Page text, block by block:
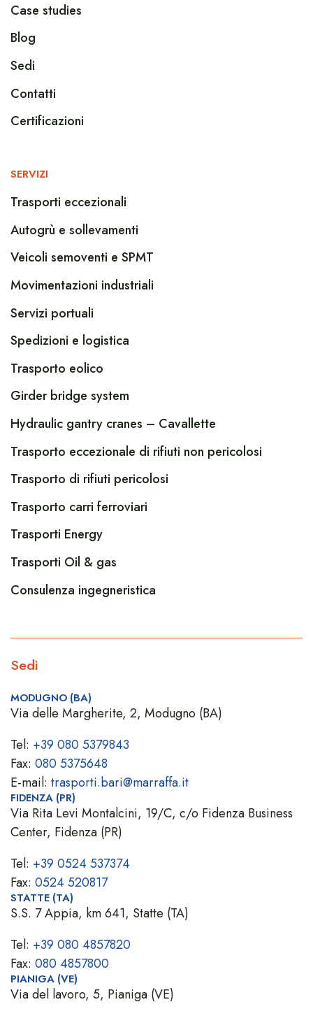
Case studies
Blog
Sedi
Contatti
Certificazioni
SERVIZI
Trasporti eccezionali
Autogrù e sollevamenti
Veicoli semoventi e SPMT
Movimentazioni industriali
Servizi portuali
Spedizioni e logistica
Trasporto eolico
Girder bridge system
Hydraulic gantry cranes – Cavallette
Trasporto eccezionale di rifiuti non pericolosi
Trasporto di rifiuti pericolosi
Trasporto carri ferroviari
Trasporti Energy
Trasporti Oil & gas
Consulenza ingegneristica
Sedi
MODUGNO (BA)
Via delle Margherite, 2, Modugno (BA)
Tel: +39 080 5379843
Fax: 080 5375648
E-mail: trasporti.bari@marraffa.it
FIDENZA (PR)
Via Rita Levi Montalcini, 19/C, c/o Fidenza Business
Center, Fidenza (PR)
Tel: +39 0524 537374
Fax: 0524 520817
STATTE (TA)
S.S. 7 Appia, km 641, Statte (TA)
Tel: +39 080 4857820
Fax: 080 4857800
PIANIGA (VE)
Via del lavoro, 5, Pianiga (VE)